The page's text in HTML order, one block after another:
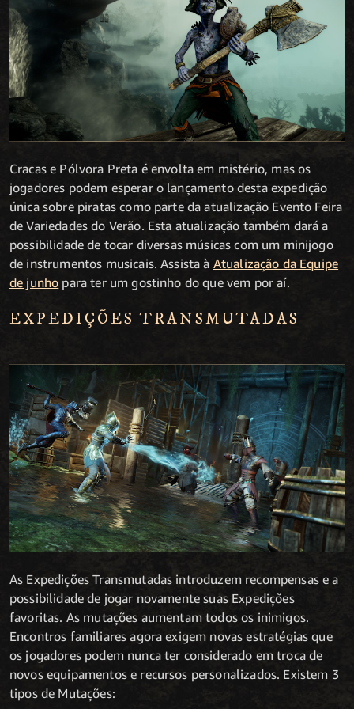
Cracas e Pólvora Preta é envolta em mistério, mas os
jogadores podem esperar o lançamento desta expedição
única sobre piratas como parte da atualização Evento Feira
de Variedades do Verão. Esta atualização também dará a
possibilidade de tocar diversas músicas com um minijogo
de instrumentos musicais. Assista à Atualização da Equipe
de junho para ter um gostinho do que vem por aí.
EXPEDIÇÕES TRANSMUTADAS
As Expedições Transmutadas introduzem recompensas e a
possibilidade de jogar novamente suas Expedições
favoritas. As mutações aumentam todos os inimigos.
Encontros familiares agora exigem novas estratégias que
os jogadores podem nunca ter considerado em troca de
novos equipamentos e recursos personalizados. Existem 3
tipos de Mutações: